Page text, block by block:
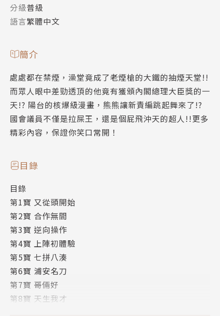
分級普級
語言繁體中文
簡介
處處都在禁煙，澡堂竟成了老煙槍的大鐵的抽煙天堂!!
而眾人眼中差勁透頂的他竟有獲頒內閣總理大臣獎的一
天!? 陽台的核爆級漫畫，熊熊讓新責編跳起舞來了!?
國會議員不僅是拉屎王，還是個屁飛沖天的超人!!更多
精彩內容，保證你笑口常開！
目錄
目錄
第1寶 又從頭開始
第2寶 合作無間
第3寶 逆向操作
第4寶 上陣初體驗
第5寶 七拼八湊
第6寶 浦安名刀
第7寶 哥倆好
第8寶 天生我才